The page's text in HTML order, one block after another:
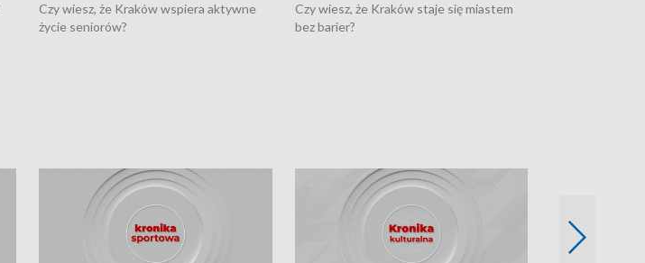
Czy wiesz, że Kraków wspiera aktywne
życie seniorów?
Czy wiesz, że Kraków staje się miastem
bez barier?